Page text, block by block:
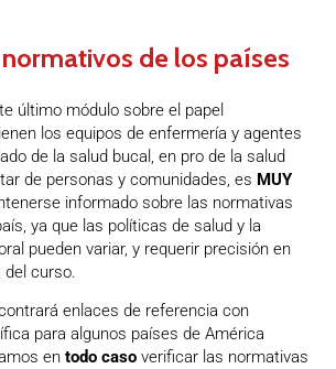
de los países
último módulo sobre el papel
los equipos de enfermería y agentes
de la salud bucal, en pro de la salud
de personas y comunidades, es MUY
informado sobre las normativas
ya que las políticas de salud y la
pueden variar, y requerir precisión en
curso.
enlaces de referencia con
para algunos países de América
en todo casoverificar las normativas